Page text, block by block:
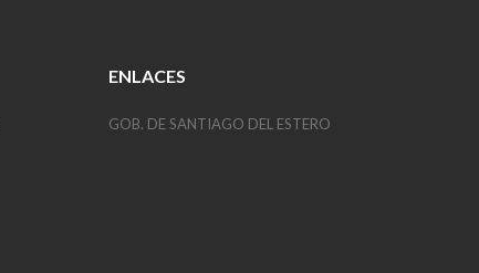
ENLACES
GOB. DE SANTIAGO DEL ESTERO